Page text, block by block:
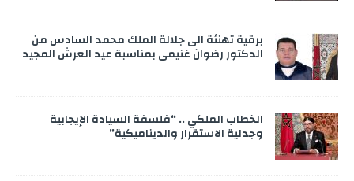
برقية تهنئة الى جلالة الملك محمد السادس من
الدكتور رضوان غنيمي بمناسبة عيد العرش المجيد
الخطاب الملكي .. “فلسفة السيادة الإيجابية
وجدلية الاستقرار والديناميكية”